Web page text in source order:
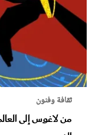
ثقافة وفنون